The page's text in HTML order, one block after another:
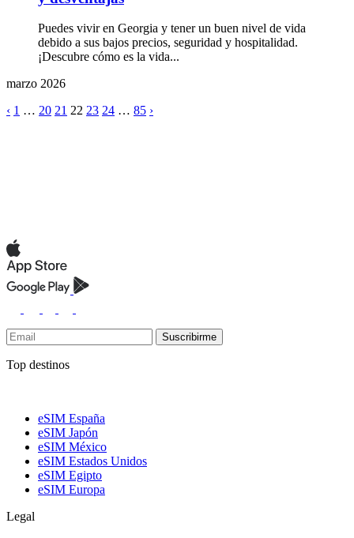
Puedes vivir en Georgia y tener un buen nivel de vida
debido a sus bajos precios, seguridad y hospitalidad.
¡Descubre cómo es la vida...
marzo 2026
‹ 1 … 20 21 22 23 24 … 85 ›
Suscribirme
Top destinos
eSIM España
eSIM Japón
eSIM México
eSIM Estados Unidos
eSIM Egipto
eSIM Europa
Legal